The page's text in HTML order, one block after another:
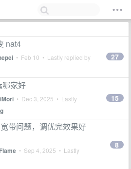
nat4
• Feb 10 • Lastly replied by 27
哪家好
• Dec 3, 2025 • Lastly
15
带问题，调优完效果好
• Sep 4, 2025 • Lastly
8